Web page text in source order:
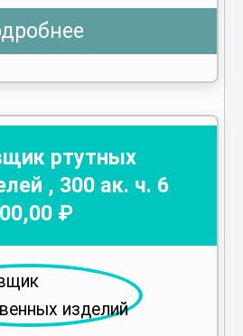
ртутных
, 300ак. ч. 6
,00 ₽